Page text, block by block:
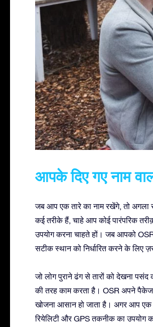
आपके दिए गए नाम
जब आप एक तारे का नाम रखेंगे, तो अगला
कई तरीके हैं, चाहे आप कोई पारंपरिक
उपयोग करना चाहते हों। जब आपको
सटीक स्थान को निर्धारित करने के लिए
जो लोग पुराने ढंग से तारों को देखना
की तरह काम करता है। OSR अपने पैकेज
खोजना आसान हो जाता है। अगर आप एक
रियेलिटी और GPS तकनीक का